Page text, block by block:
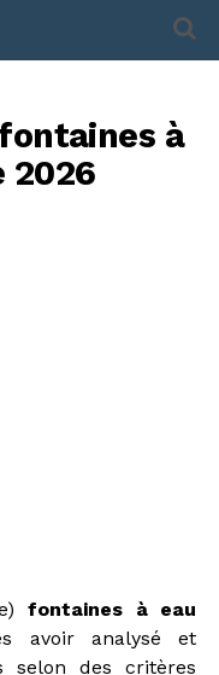
à
2026
fontaines à eau
avoir analysé et
selon des critères